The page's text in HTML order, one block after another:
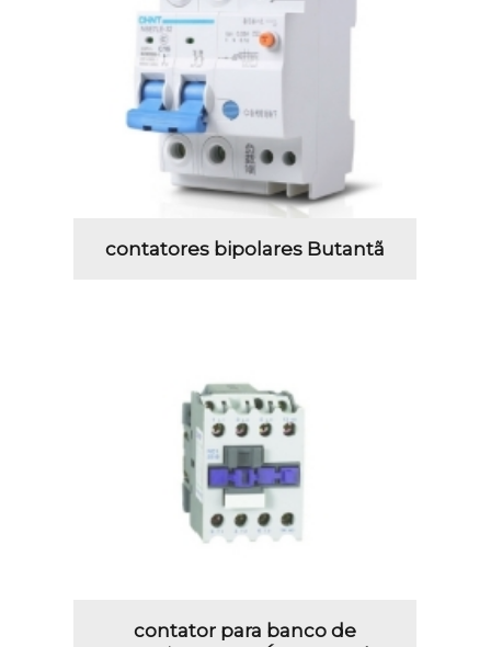
contatores bipolares Butantã
contator para banco de